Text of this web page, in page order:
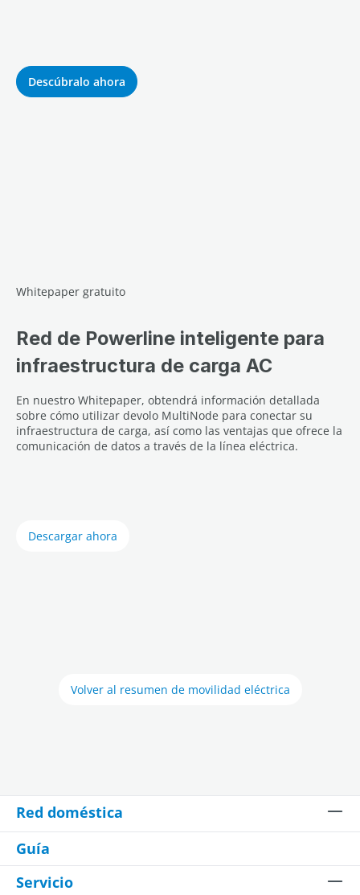
Descúbralo ahora
Whitepaper gratuito
Red de Powerline inteligente para
infraestructura de carga AC
En nuestro Whitepaper, obtendrá información detallada
sobre cómo utilizar devolo MultiNode para conectar su
infraestructura de carga, así como las ventajas que ofrece la
comunicación de datos a través de la línea eléctrica.
Descargar ahora
Volver al resumen de movilidad eléctrica
Red doméstica
Guía
Servicio